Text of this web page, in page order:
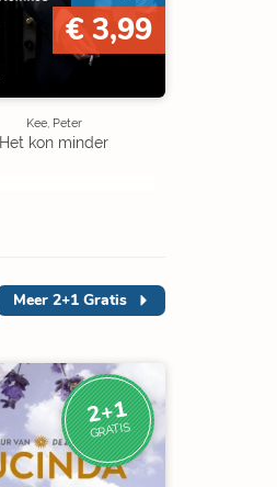
€ 3,99
Kee, Peter
Het kon minder
Meer 2+1 Gratis
2+1
GRATIS